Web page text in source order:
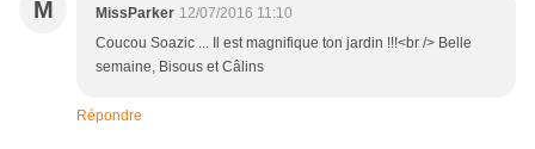
M MissParker 12/07/2016 11:10
Coucou Soazic ... Il est magnifique ton jardin !!!<br /> Belle
semaine, Bisous et Câlins
Répondre